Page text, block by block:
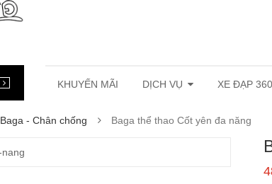
KHUYẾN MÃI DỊCH VỤ XE ĐẠP
Baga - Chân chống Baga thể thao Cốt yên đa năng